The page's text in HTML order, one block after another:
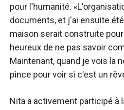
pour l'humanité.
documents, et j'ai ensuite
maison serait construite
heureux de ne pas savoir
Maintenant, quand je vois la
pince pour voir si c'est un
Nita a activement participé à